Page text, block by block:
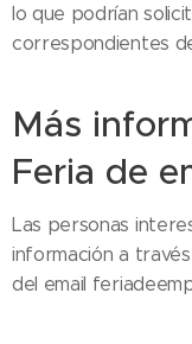
lo que podrían
correspondientes
Más
Feria de
Las personas
información a
del email